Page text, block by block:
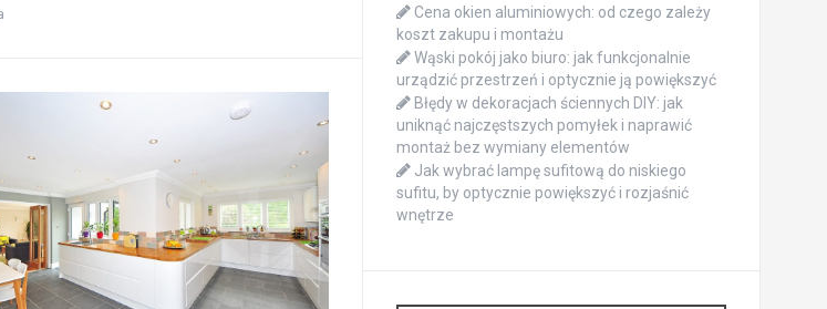
Cena okien aluminiowych: od czego zależy
koszt zakupu i montażu
Wąski pokój jako biuro: jak funkcjonalnie
urządzić przestrzeń i optycznie ją powiększyć
Błędy w dekoracjach ściennych DIY: jak
uniknąć najczęstszych pomyłek i naprawić
montaż bez wymiany elementów
Jak wybrać lampę sufitową do niskiego
sufitu, by optycznie powiększyć i rozjaśnić
wnętrze